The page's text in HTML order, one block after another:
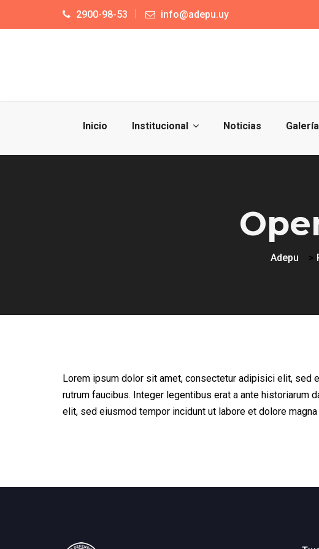
2900-98-53 info@adepu.uy
Inicio Institucional Noticias Galería
Adepu >
Lorem ipsum dolor sit amet, consectetur adipisici elit, sed
rutrum faucibus. Integer legentibus erat a ante
elit, sed eiusmod tempor incidunt ut labore et dolore